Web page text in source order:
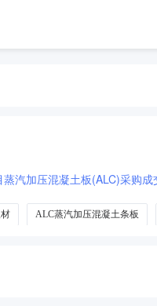
汽加压混凝土板(ALC)采购成
ALC蒸汽加压混凝土条板